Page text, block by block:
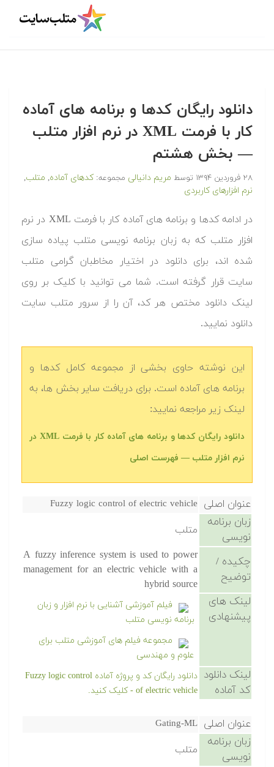
دانلود رایگان کدها و برنامه های آماده
کار با فرمت XML در نرم افزار متلب
— بخش هشتم
۲۸ فروردین ۱۳۹۴ توسط مریم دانیالی مجموعه:کدهای آماده, متلب,
نرم افزارهای کاربردی
‫در ادامه کدها و برنامه های آماده کار با فرمت XML در نرم
افزار متلب که به زبان برنامه نویسی متلب پیاده سازی
شده اند، برای دانلود در اختیار مخاطبان گرامی متلب
سایت قرار گرفته است. شما می توانید با کلیک بر روی
لینک دانلود مختص هر کد، آن را از سرور متلب سایت
دانلود نمایید.‬
این نوشته حاوی بخشی از مجموعه کامل کدها و
برنامه های آماده است. برای دریافت سایر بخش ها، به
لینک زیر مراجعه نمایید:
دانلود رایگان کدها و برنامه های آماده کار با فرمت XML در
نرم افزار متلب — فهرست اصلی
عنوان اصلی Fuzzy logic control of electric vehicle
زبان برنامه
نویسی
متلب
چکیده /
توضیح
A fuzzy inference system is used to power
management for an electric vehicle with a
hybrid source
لینک های
پیشنهادی
فیلم آموزشی آشنایی با نرم افزار و زبان
برنامه نویسی متلب
مجموعه فیلم های آموزشی متلب برای
علوم و مهندسی
لینک دانلود
کد آماده
دانلود رایگان کد و پروژه آماده Fuzzy logic control
of electric vehicle - کلیک کنید.
عنوان اصلی Gating-ML
زبان برنامه
نویسی
متلب